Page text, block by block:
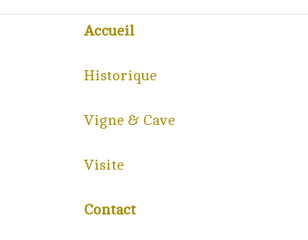
Accueil
Historique
Vigne & Cave
Visite
Contact